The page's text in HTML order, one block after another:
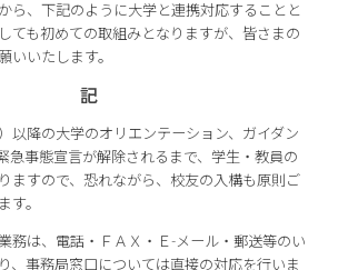
ら、下記のように大学と連携対応することと
ても初めての取組みとなりますが、皆さまの
いいたします。
記
以降の大学のオリエンテーション、ガイダン
急事態宣言が解除されるまで、学生・教員の
ますので、恐れながら、校友の入構も原則ご
す。
務は、電話・ＦＡＸ・Ｅ-メール・郵送等のい
、事務局窓口については直接の対応を行いま